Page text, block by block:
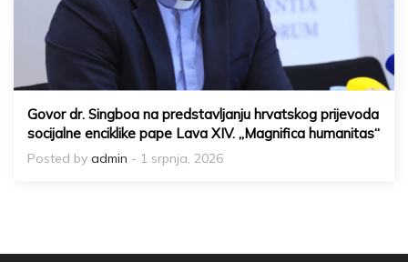
Govor dr. Singboa na predstavljanju hrvatskog prijevoda
socijalne enciklike pape Lava XIV. „Magnifica humanitas“
Posted by admin - 1 srpnja, 2026